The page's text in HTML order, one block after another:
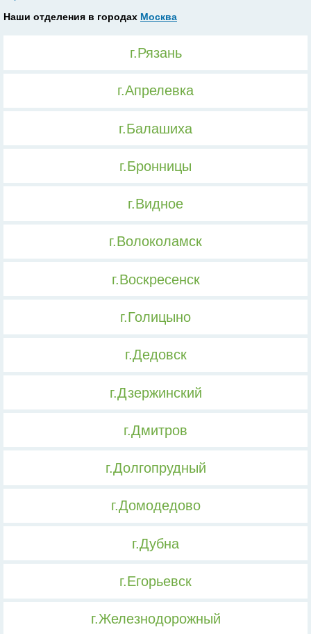
Наши отделения в городах Москва
г.Рязань
г.Апрелевка
г.Балашиха
г.Бронницы
г.Видное
г.Волоколамск
г.Воскресенск
г.Голицыно
г.Дедовск
г.Дзержинский
г.Дмитров
г.Долгопрудный
г.Домодедово
г.Дубна
г.Егорьевск
г.Железнодорожный